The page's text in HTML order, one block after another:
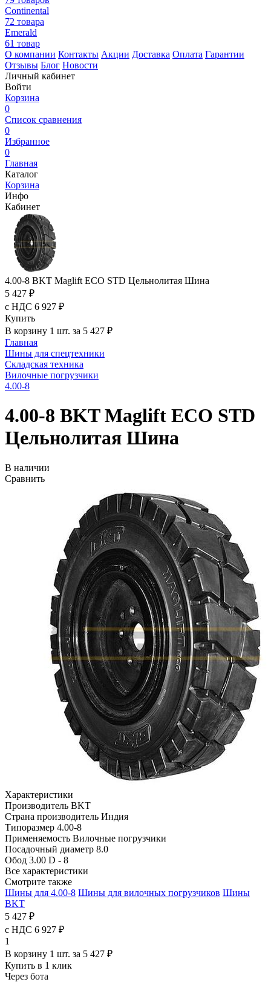
Continental
72 товара
Emerald
61 товар
О компании Контакты Акции Доставка Оплата Гарантии
Отзывы Блог Новости
Личный кабинет
Войти
Корзина
0
Список сравнения
0
Избранное
0
Главная
Каталог
Корзина
Инфо
Кабинет
4.00-8 BKT Maglift ECO STD Цельнолитая Шина
5 427 ₽
с НДС 6 927 ₽
Купить
В корзину 1 шт. за 5 427 ₽
Главная
Шины для спецтехники
Складская техника
Вилочные погрузчики
4.00-8
4.00-8 BKT Maglift ECO STD
Цельнолитая Шина
В наличии
Сравнить
Характеристики
Производитель BKT
Страна производитель Индия
Типоразмер 4.00-8
Применяемость Вилочные погрузчики
Посадочный диаметр 8.0
Обод 3.00 D - 8
Все характеристики
Смотрите также
Шины для 4.00-8 Шины для вилочных погрузчиков Шины
BKT
5 427 ₽
с НДС 6 927 ₽
1
В корзину 1 шт. за 5 427 ₽
Купить в 1 клик
Через бота